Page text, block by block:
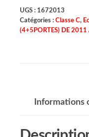
UGS : 1672013
Catégories : Classe C,
(4+5PORTES) DE
Informations